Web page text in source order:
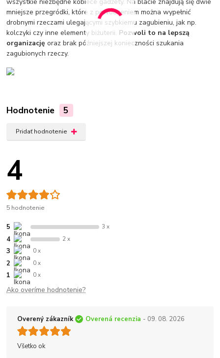
mniejsze przegródki, które z powodzeniem można wypełnić
drobnymi rzeczami ulegającymi szybkiemu zagubieniu, jak np.
kolczyki czy inne elementy biżuterii. Pozwoli to na lepszą
organizację oraz brak późniejszej konieczności szukania
zagubionych rzeczy.
Hodnotenie 5
Pridať hodnotenie
4
5 hodnotenie
5 3 x
4 2 x
3 0 x
2 0 x
1 0 x
Ako overíme hodnotenie?
Overený zákazník Overená recenzia - 09. 08. 2026
Všetko ok